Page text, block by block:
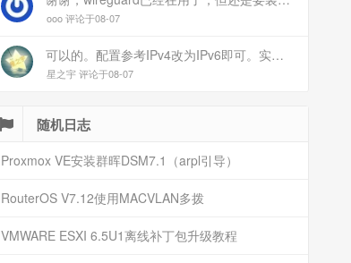
ooo 评论于08-07
可以的。配置参考IPv4改为IPv6即可。实在不会可以用wireguard，这个简单和稳定
星之宇 评论于08-07
随机日志
Proxmox VE安装群晖DSM7.1（arpl引导）
RouterOS V7.12使用MACVLAN多拨
VMWARE ESXI 6.5U1离线补丁包升级教程